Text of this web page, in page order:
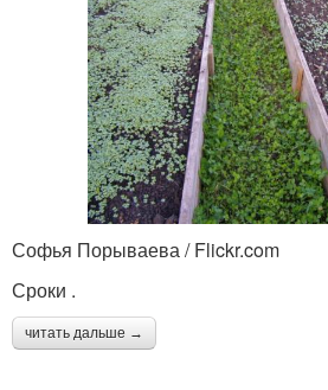
Софья Порываева / Flickr.com
Сроки .
читать дальше →